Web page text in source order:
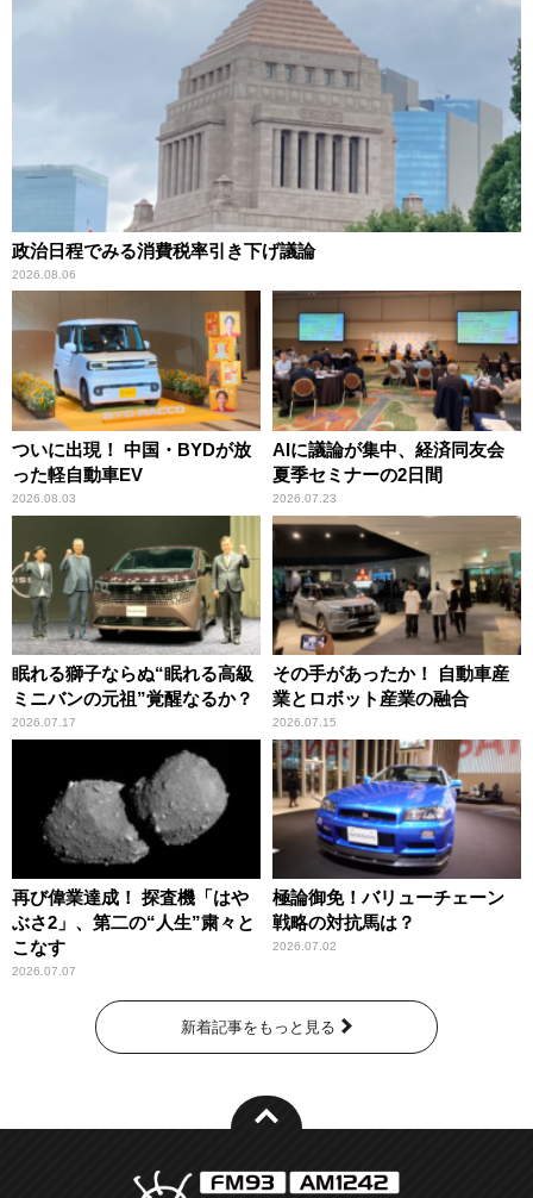
政治日程でみる消費税率引き下げ議論
2026.08.06
ついに出現！ 中国・BYDが放
った軽自動車EV
2026.08.03
AIに議論が集中、経済同友会
夏季セミナーの2日間
2026.07.23
眠れる獅子ならぬ“眠れる高級
ミニバンの元祖”覚醒なるか？
2026.07.17
その手があったか！ 自動車産
業とロボット産業の融合
2026.07.15
再び偉業達成！ 探査機「はや
ぶさ2」、第二の“人生”粛々と
こなす
2026.07.07
極論御免！バリューチェーン
戦略の対抗馬は？
2026.07.02
新着記事をもっと見る